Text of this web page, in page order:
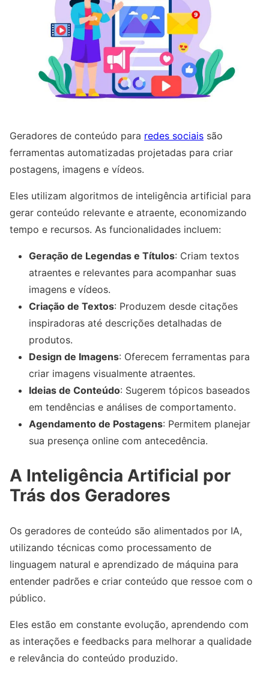
Geradores de conteúdo para redes sociais são
ferramentas automatizadas projetadas para criar
postagens, imagens e vídeos.
Eles utilizam algoritmos de inteligência artificial para
gerar conteúdo relevante e atraente, economizando
tempo e recursos. As funcionalidades incluem:
Geração de Legendas e Títulos: Criam textos
atraentes e relevantes para acompanhar suas
imagens e vídeos.
Criação de Textos: Produzem desde citações
inspiradoras até descrições detalhadas de
produtos.
Design de Imagens: Oferecem ferramentas para
criar imagens visualmente atraentes.
Ideias de Conteúdo: Sugerem tópicos baseados
em tendências e análises de comportamento.
Agendamento de Postagens: Permitem planejar
sua presença online com antecedência.
A Inteligência Artificial por
Trás dos Geradores
Os geradores de conteúdo são alimentados por IA,
utilizando técnicas como processamento de
linguagem natural e aprendizado de máquina para
entender padrões e criar conteúdo que ressoe com o
público.
Eles estão em constante evolução, aprendendo com
as interações e feedbacks para melhorar a qualidade
e relevância do conteúdo produzido.